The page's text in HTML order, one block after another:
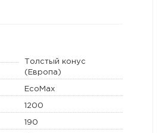
Толстый конус
(Европа)
EcoMax
1200
190